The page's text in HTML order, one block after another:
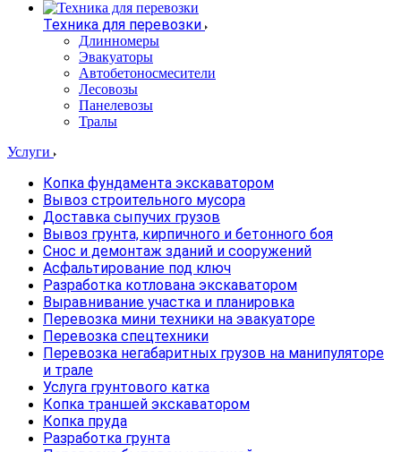
Техника для перевозки
Длинномеры
Эвакуаторы
Автобетоносмесители
Лесовозы
Панелевозы
Тралы
Услуги
Копка фундамента экскаватором
Вывоз строительного мусора
Доставка сыпучих грузов
Вывоз грунта, кирпичного и бетонного боя
Снос и демонтаж зданий и сооружений
Асфальтирование под ключ
Разработка котлована экскаватором
Выравнивание участка и планировка
Перевозка мини техники на эвакуаторе
Перевозка спецтехники
Перевозка негабаритных грузов на манипуляторе
и трале
Услуга грунтового катка
Копка траншей экскаватором
Копка пруда
Разработка грунта